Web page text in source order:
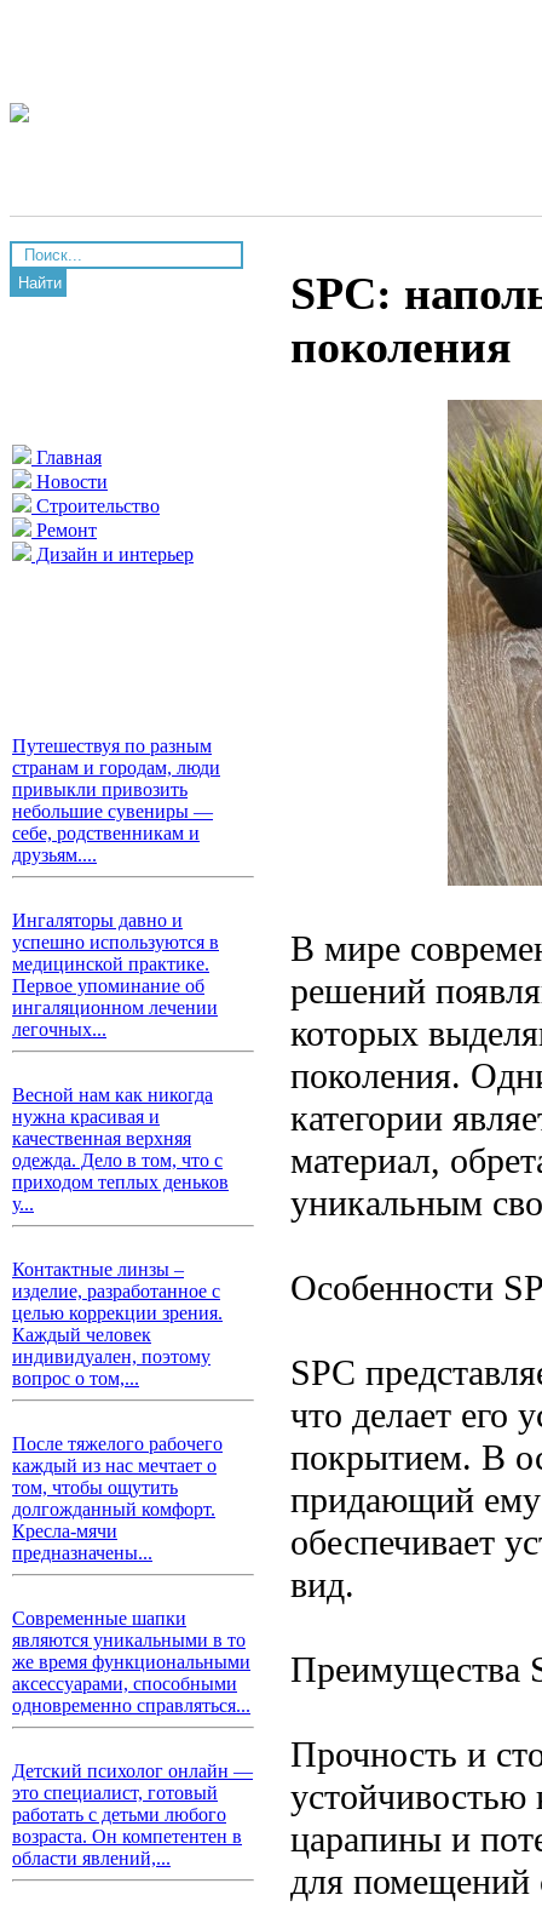
Найти
Главная
Новости
Строительство
Ремонт
Дизайн и интерьер
Путешествуя по разным
странам и городам, люди
привыкли привозить
небольшие сувениры —
себе, родственникам и
друзьям....
Ингаляторы давно и
успешно используются в
медицинской практике.
Первое упоминание об
ингаляционном лечении
легочных...
Весной нам как никогда
нужна красивая и
качественная верхняя
одежда. Дело в том, что с
приходом теплых деньков
у...
Контактные линзы –
изделие, разработанное с
целью коррекции зрения.
Каждый человек
индивидуален, поэтому
вопрос о том,...
После тяжелого рабочего
каждый из нас мечтает о
том, чтобы ощутить
долгожданный комфорт.
Кресла-мячи
предназначены...
Современные шапки
являются уникальными в то
же время функциональными
аксессуарами, способными
одновременно справляться...
Детский психолог онлайн —
это специалист, готовый
работать с детьми любого
возраста. Он компетентен в
области явлений,...
SPC:
поколения
В мире
решений
которых
поколения.
категории
материал,
уникальным
Особенности
SPC
что делает его
покрытием. В
придающий ему
обеспечивает
вид.
Преимущества
Прочность и
царапины и
для помещений